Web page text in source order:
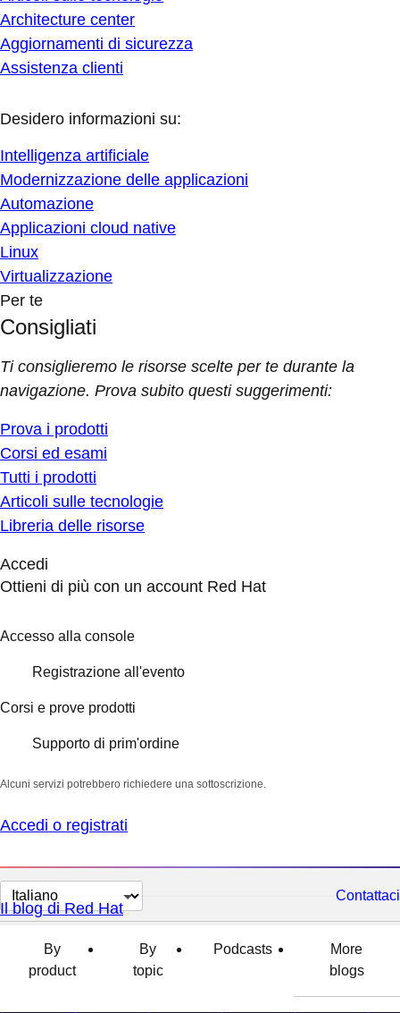
Architecture center
Aggiornamenti di sicurezza
Assistenza clienti
Desidero informazioni su:
Intelligenza artificiale
Modernizzazione delle applicazioni
Automazione
Applicazioni cloud native
Linux
Virtualizzazione
Per te
Consigliati
Ti consiglieremo le risorse scelte per te durante la
navigazione. Prova subito questi suggerimenti:
Prova i prodotti
Corsi ed esami
Tutti i prodotti
Articoli sulle tecnologie
Libreria delle risorse
Accedi
Ottieni di più con un account Red Hat
Accesso alla console
Registrazione all'evento
Corsi e prove prodotti
Supporto di prim'ordine
Alcuni servizi potrebbero richiedere una sottoscrizione.
Accedi o registrati
Cambia
lingua
Contattaci
Il blog di Red Hat
By
product
By
topic
Podcasts
More
blogs